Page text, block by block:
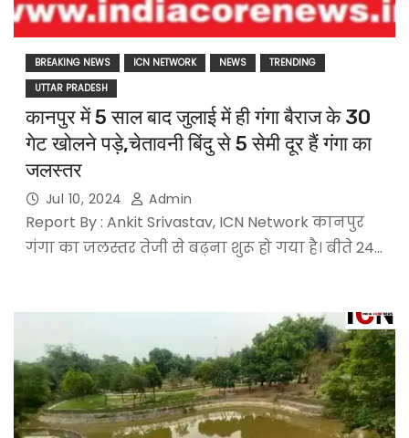
BREAKING NEWS ICN NETWORK NEWS
TRENDING
UTTAR PRADESH
कानपुर में 5 साल बाद जुलाई में ही गंगा बैराज के 30
गेट खोलने पड़े,चेतावनी बिंदु से 5 सेमी दूर हैं गंगा का
जलस्तर
Jul 10, 2024 Admin
Report By : Ankit Srivastav, ICN Network कानपुर
गंगा का जलस्तर तेजी से बढ़ना शुरू हो गया है। बीते 24…